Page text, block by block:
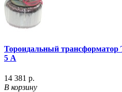
Тороидальный
5 А
14 381 р.
В корзину